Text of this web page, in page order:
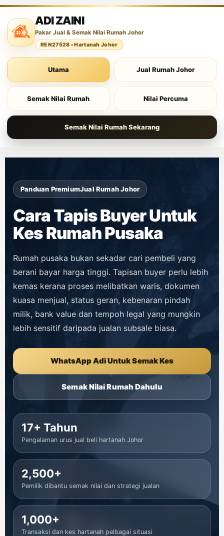
ADI ZAINI
Pakar Jual & Semak Nilai Rumah Johor
REN27528 • Hartanah Johor
Utama Jual Rumah Johor
Semak Nilai Rumah Nilai Percuma
Semak Nilai Rumah Sekarang
Panduan PremiumJual Rumah Johor
Cara Tapis Buyer Untuk
Kes Rumah Pusaka
Rumah pusaka bukan sekadar cari pembeli yang
berani bayar harga tinggi. Tapisan buyer perlu lebih
kemas kerana proses melibatkan waris, dokumen
kuasa menjual, status geran, kebenaran pindah
milik, bank value dan tempoh legal yang mungkin
lebih sensitif daripada jualan subsale biasa.
WhatsApp Adi Untuk Semak Kes
Semak Nilai Rumah Dahulu
17+ Tahun
Pengalaman urus jual beli hartanah Johor
2,500+
Pemilik dibantu semak nilai dan strategi jualan
1,000+
Transaksi dan kes hartanah pelbagai situasi